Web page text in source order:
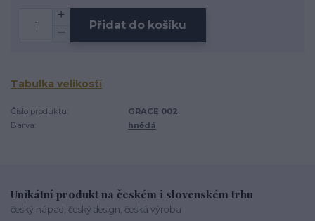
Přidat do košíku
Tabulka velikostí
Číslo produktu:
GRACE 002
Barva:
hnědá
Unikátní produkt na českém i slovenském trhu
český nápad, český design, česká výroba